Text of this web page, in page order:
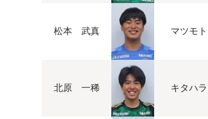
松本 武真 マツモ
北原 一稀 キタハ